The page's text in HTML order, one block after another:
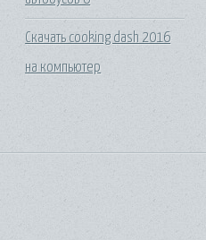
Скачать cooking dash 2016
на компьютер